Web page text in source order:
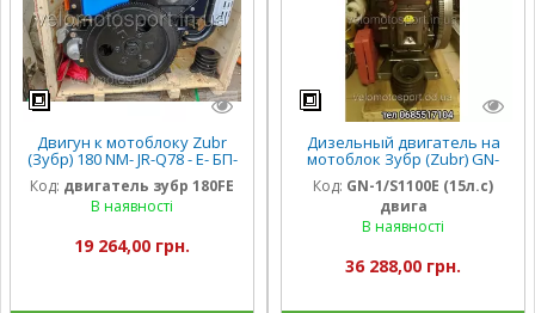
Двигун к мотоблоку Zubr
(Зубр) 180 NM- JR-Q78 - Е- БП-
8 л.с. электро ПЛЮС.
Код: двигатель зубр 180FE
В наявності
19 264,00 грн.
Дизельный двигатель на
мотоблок Зубр (Zubr) GN-
1/S1100E (15л.с)
Код: GN-1/S1100E (15л.с)
двига
В наявності
36 288,00 грн.